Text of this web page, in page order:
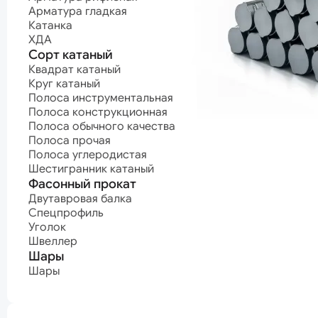
Шестигранник катаный
Фасонный прокат
Двутавровая балка
Спецпрофиль
Уголок
Швеллер
Шары
Шары
Нержавеющая сталь
Нержавеющий лист
Нержавеющий лист горячекатаный
Нержавеющий лист холоднокатаный
Нержавеющий сорт
Квадрат нержавеющий
Круг нержавеющий
Полоса нержавеющая
Шестигранник нержавеющий
Канат
Канат
Канат с
покрытием
Канат светлый
Проволока
Арматура гладкая
Катанка
ХДА
Сорт катаный
Квадрат катаный
Круг катаный
Полоса инструментальная
Полоса конструкционная
Полоса обычного качества
Полоса прочая
Полоса углеродистая
Шестигранник катаный
Фасонный прокат
Двутавровая балка
Спецпрофиль
Уголок
Швеллер
Шары
Шары